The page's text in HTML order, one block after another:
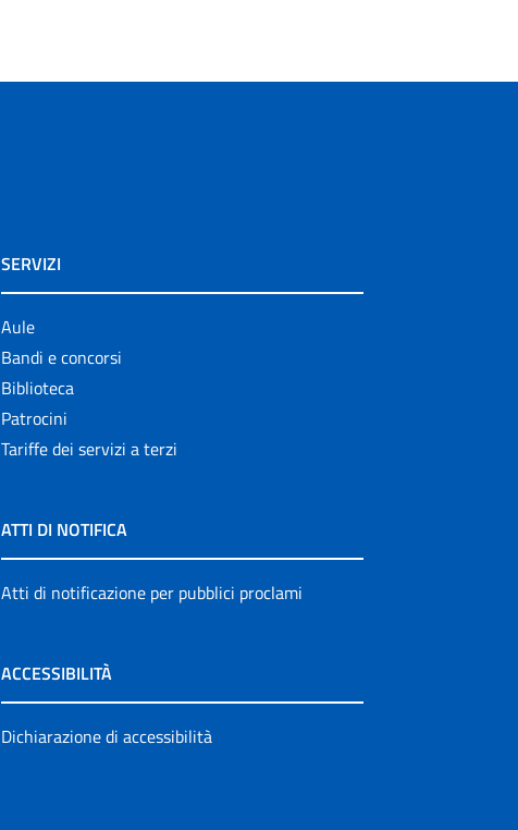
SERVIZI
Aule
Bandi e concorsi
Biblioteca
Patrocini
Tariffe dei servizi a terzi
ATTI DI NOTIFICA
Atti di notificazione per pubblici proclami
ACCESSIBILITÀ
Dichiarazione di accessibilità